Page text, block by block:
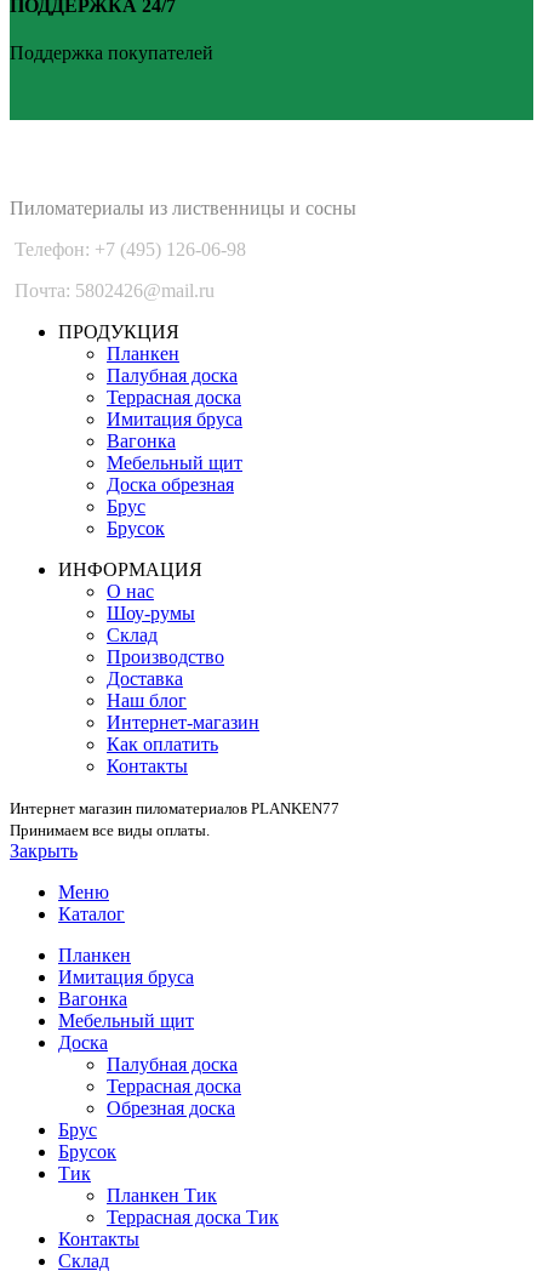
ПОДДЕРЖКА 24/7
Поддержка покупателей
Пиломатериалы из лиственницы и сосны
Телефон: +7 (495) 126-06-98
Почта: 5802426@mail.ru
ПРОДУКЦИЯ
Планкен
Палубная доска
Террасная доска
Имитация бруса
Вагонка
Мебельный щит
Доска обрезная
Брус
Брусок
ИНФОРМАЦИЯ
О нас
Шоу-румы
Склад
Производство
Доставка
Наш блог
Интернет-магазин
Как оплатить
Контакты
Интернет магазин пиломатериалов PLANKEN77
Принимаем все виды оплаты.
Закрыть
Меню
Каталог
Планкен
Имитация бруса
Вагонка
Мебельный щит
Доска
Палубная доска
Террасная доска
Обрезная доска
Брус
Брусок
Тик
Планкен Тик
Террасная доска Тик
Контакты
Склад